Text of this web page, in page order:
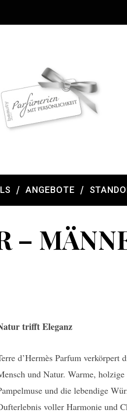
ANGEBOTE
–
trifft Eleganz
d’Hermès Parfum verkörpert
und Natur. Warme,
und die lebendige
voller Harmonie und